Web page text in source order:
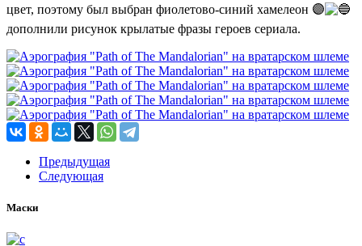
цвет, поэтому был выбран фиолетово-синий хамелеон 🟣
дополнили рисунок крылатые фразы героев сериала.
Предыдущая
Следующая
Маски